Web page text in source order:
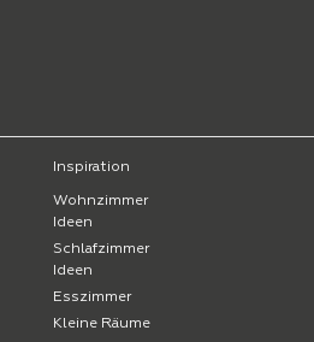
Inspiration
Wohnzimmer
Ideen
Schlafzimmer
Ideen
Esszimmer
Kleine Räume